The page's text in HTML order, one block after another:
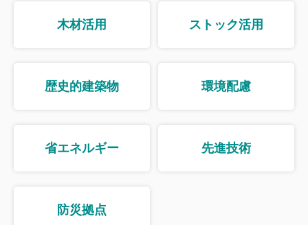
木材活用 ストック活用
歴史的建築物 環境配慮
省エネルギー 先進技術
防災拠点